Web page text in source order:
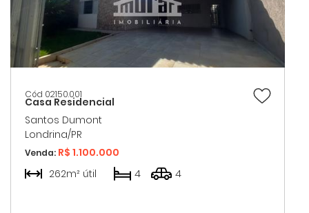
Casa Residencial
Santos Dumont
Londrina/PR
Venda: R$ 1.100.000
262m² útil
4 4
Cód 02150.001